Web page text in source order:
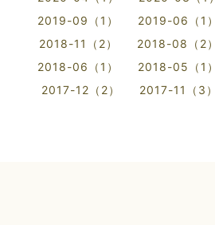
2019-09（1）
2019-06（1）
2018-11（2）
2018-08（2）
2018-06（1）
2018-05（1）
2017-12（2）
2017-11（3）